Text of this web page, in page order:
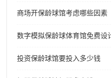
商场开保龄球馆考虑哪些因素
数字模拟保龄球体育馆免费设
投资保龄球馆要投入多少钱